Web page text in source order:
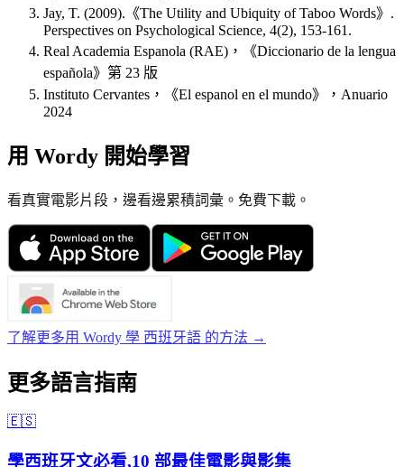
Jay, T. (2009).《The Utility and Ubiquity of Taboo Words》.
Perspectives on Psychological Science, 4(2), 153-161.
Real Academia Espanola (RAE)，《Diccionario de la lengua
española》第 23 版
Instituto Cervantes，《El espanol en el mundo》，Anuario
2024
用 Wordy 開始學習
看真實電影片段，邊看邊累積詞彙。免費下載。
了解更多用 Wordy 學 西班牙語 的方法 →
更多語言指南
🇪🇸
學西班牙文必看,10 部最佳電影與影集